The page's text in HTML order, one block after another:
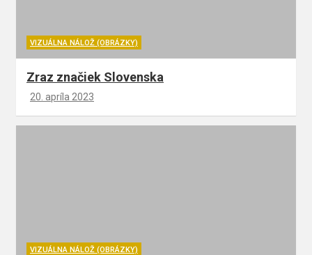
VIZUÁLNA NÁLOŽ (OBRÁZKY)
Zraz značiek Slovenska
20. apríla 2023
VIZUÁLNA NÁLOŽ (OBRÁZKY)